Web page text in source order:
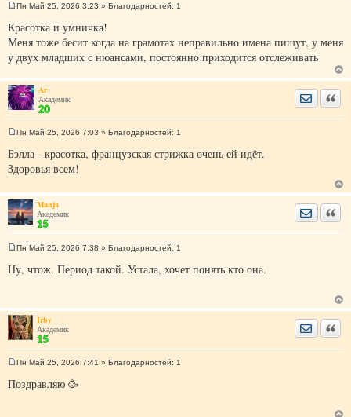
о
б
е
и
е
Пн Май 25, 2026 3:23 » Благодарностей: 1
Красотка и умничка!
Меня тоже бесит когда на грамотах неправильно имена пишут, у меня
у двух младших с нюансами, постоянно приходится отслеживать
Ar
Академик
о
б
щ
н
и
е
Пн Май 25, 2026 7:03 » Благодарностей: 1
Бэлла - красотка, французская стрижка очень ей идёт.
Здоровья всем!
Manja
Академик
о
н
и
е
Пн Май 25, 2026 7:38 » Благодарностей: 1
Ну, чтож. Период такой. Устала, хочет понять кто она.
Irby
Академик
о
Пн Май 25, 2026 7:41 » Благодарностей: 1
Поздравляю 🥳